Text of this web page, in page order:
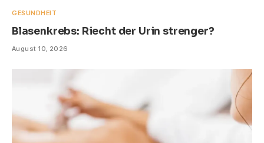
GESUNDHEIT
Blasenkrebs: Riecht der Urin strenger?
August 10, 2026